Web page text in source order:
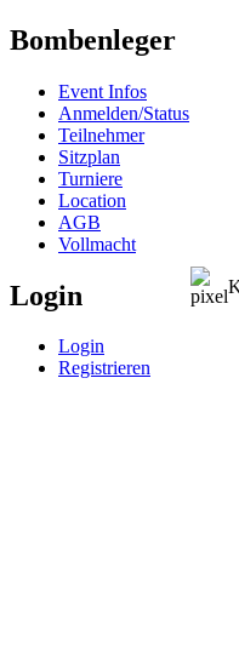
Bombenleger
Event Infos
Anmelden/Status
Teilnehmer
Sitzplan
Turniere
Location
AGB
Vollmacht
Login
Login
Registrieren